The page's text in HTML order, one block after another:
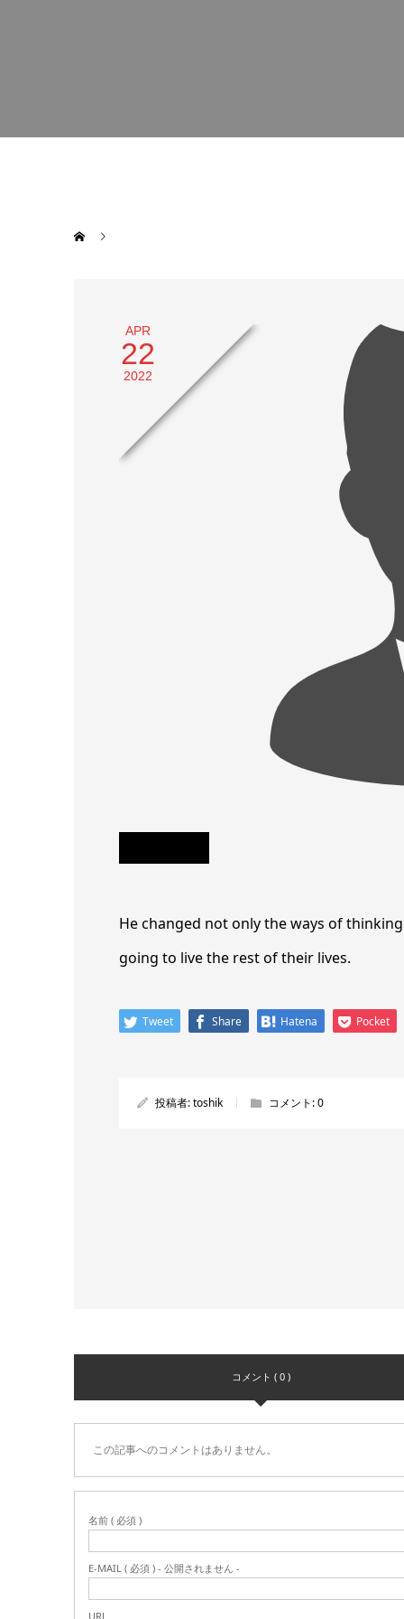
APR
22
2022
He changed not only the ways of
going to live the rest of their lives.
Tweet Share Hatena Pocket
投稿者:toshik コメント:0
コメント ( 0 )
この記事へのコメントはありません。
名前 ( 必須 )
E-MAIL ( 必須 ) - 公開されません -
URL